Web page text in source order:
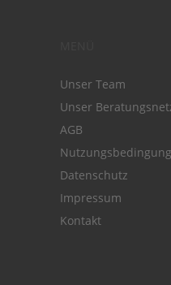
Unser Team
Unser
AGB
Datenschutz
Impressum
Kontakt